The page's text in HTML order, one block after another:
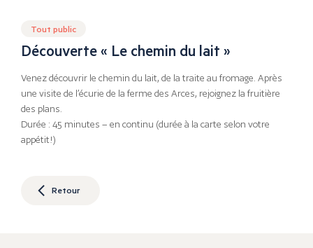
Tout public
Découverte « Le chemin du lait »
Venez découvrir le chemin du lait, de la traite au fromage. Après
une visite de l’écurie de la ferme des Arces, rejoignez la fruitière
des plans.
Durée : 45 minutes – en continu (durée à la carte selon votre
appétit!)
Retour